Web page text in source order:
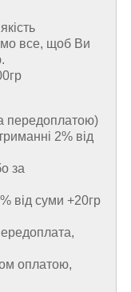
все, щоб Ви
передоплатою)
2% від
за
від суми +20гр
оплатою,